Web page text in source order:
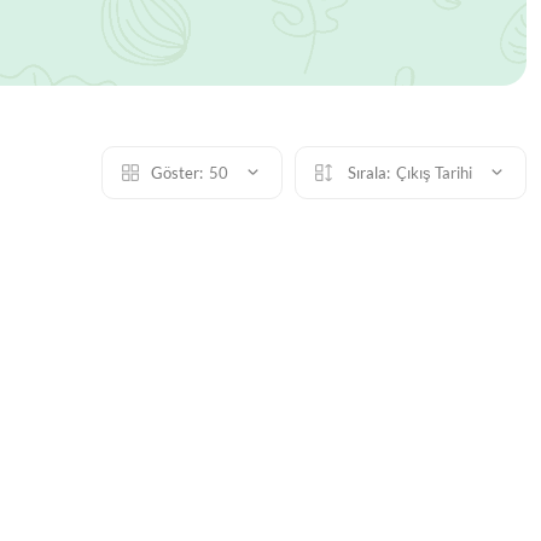
Göster: 50 Sırala: Çıkış Tarihi